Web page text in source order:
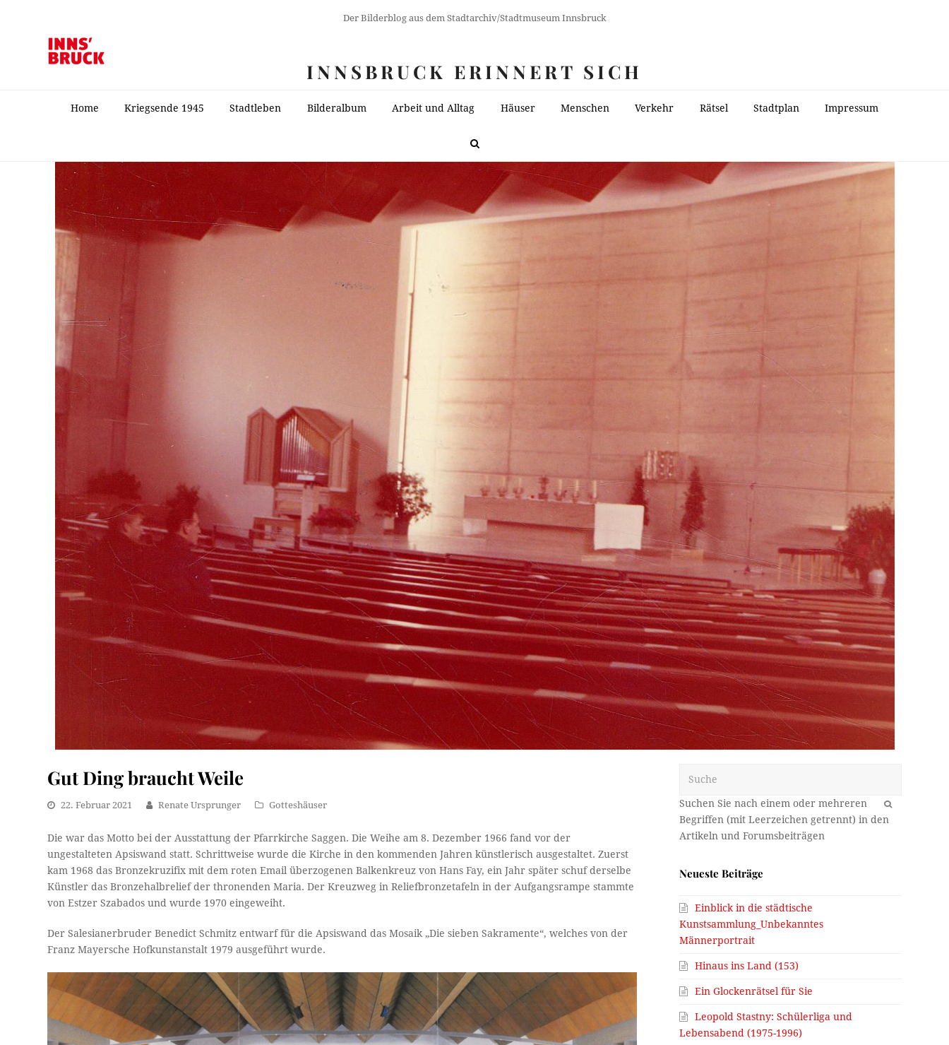
Der Bilderblog aus dem Stadtarchiv/Stadtmuseum Innsbruck
INNSBRUCK ERINNERT SICH
Home Kriegsende 1945 Stadtleben Bilderalbum Arbeit und Alltag Häuser Menschen Verkehr Rätsel Stadtplan Impressum
Gut Ding braucht Weile
22. Februar 2021 Renate Ursprunger Gotteshäuser
Die war das Motto bei der Ausstattung der Pfarrkirche Saggen. Die Weihe am 8. Dezember 1966 fand vor der
ungestalteten Apsiswand statt. Schrittweise wurde die Kirche in den kommenden Jahren künstlerisch ausgestaltet. Zuerst
kam 1968 das Bronzekruzifix mit dem roten Email überzogenen Balkenkreuz von Hans Fay, ein Jahr später schuf derselbe
Künstler das Bronzehalbrelief der thronenden Maria. Der Kreuzweg in Reliefbronzetafeln in der Aufgangsrampe stammte
von Estzer Szabados und wurde 1970 eingeweiht.
Der Salesianerbruder Benedict Schmitz entwarf für die Apsiswand das Mosaik „Die sieben Sakramente“, welches von der
Franz Mayersche Hofkunstanstalt 1979 ausgeführt wurde.
OK
Neueste Beiträge
Einblick in die städtische
Kunstsammlung_Unbekanntes
Männerportrait
Hinaus ins Land (153)
Ein Glockenrätsel für Sie
Leopold Stastny: Schülerliga und
Lebensabend (1975-1996)